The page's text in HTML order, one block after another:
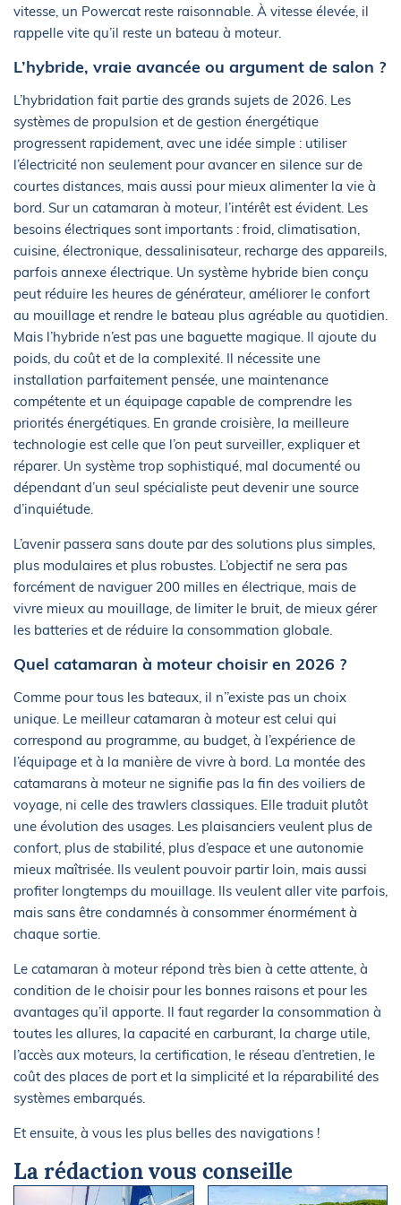
vitesse, un Powercat reste raisonnable. À vitesse élevée, il
rappelle vite qu’il reste un bateau à moteur.
L’hybride, vraie avancée ou argument de salon ?
L’hybridation fait partie des grands sujets de 2026. Les
systèmes de propulsion et de gestion énergétique
progressent rapidement, avec une idée simple : utiliser
l’électricité non seulement pour avancer en silence sur de
courtes distances, mais aussi pour mieux alimenter la vie à
bord. Sur un catamaran à moteur, l’intérêt est évident. Les
besoins électriques sont importants : froid, climatisation,
cuisine, électronique, dessalinisateur, recharge des appareils,
parfois annexe électrique. Un système hybride bien conçu
peut réduire les heures de générateur, améliorer le confort
au mouillage et rendre le bateau plus agréable au quotidien.
Mais l’hybride n’est pas une baguette magique. Il ajoute du
poids, du coût et de la complexité. Il nécessite une
installation parfaitement pensée, une maintenance
compétente et un équipage capable de comprendre les
priorités énergétiques. En grande croisière, la meilleure
technologie est celle que l’on peut surveiller, expliquer et
réparer. Un système trop sophistiqué, mal documenté ou
dépendant d’un seul spécialiste peut devenir une source
d’inquiétude.
L’avenir passera sans doute par des solutions plus simples,
plus modulaires et plus robustes. L’objectif ne sera pas
forcément de naviguer 200 milles en électrique, mais de
vivre mieux au mouillage, de limiter le bruit, de mieux gérer
les batteries et de réduire la consommation globale.
Quel catamaran à moteur choisir en 2026 ?
Comme pour tous les bateaux, il n’’existe pas un choix
unique. Le meilleur catamaran à moteur est celui qui
correspond au programme, au budget, à l’expérience de
l’équipage et à la manière de vivre à bord. La montée des
catamarans à moteur ne signifie pas la fin des voiliers de
voyage, ni celle des trawlers classiques. Elle traduit plutôt
une évolution des usages. Les plaisanciers veulent plus de
confort, plus de stabilité, plus d’espace et une autonomie
mieux maîtrisée. Ils veulent pouvoir partir loin, mais aussi
profiter longtemps du mouillage. Ils veulent aller vite parfois,
mais sans être condamnés à consommer énormément à
chaque sortie.
Le catamaran à moteur répond très bien à cette attente, à
condition de le choisir pour les bonnes raisons et pour les
avantages qu’il apporte. Il faut regarder la consommation à
toutes les allures, la capacité en carburant, la charge utile,
l’accès aux moteurs, la certification, le réseau d’entretien, le
coût des places de port et la simplicité et la réparabilité des
systèmes embarqués.
Et ensuite, à vous les plus belles des navigations !
La rédaction vous conseille